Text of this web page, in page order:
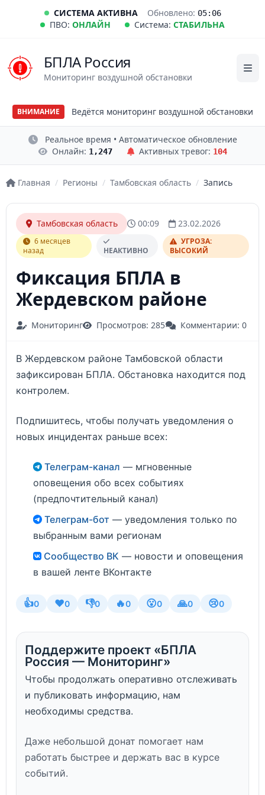
СИСТЕМА АКТИВНА Обновлено: 05:06
ПВО: ОНЛАЙН Система: СТАБИЛЬНА
БПЛА Россия
Мониторинг воздушной обстановки
ВНИМАНИЕ Ведётся мониторинг воздушной обстановки
Реальное время • Автоматическое обновление
Онлайн: 1,247 Активных тревог: 104
Главная / Регионы / Тамбовская область / Запись
Тамбовская область 00:09 23.02.2026
6 месяцев
назад
НЕАКТИВНО
УГРОЗА:
ВЫСОКИЙ
Фиксация БПЛА в
Жердевском районе
Мониторинг Просмотров: 285 Комментарии: 0
В Жердевском районе Тамбовской области
зафиксирован БПЛА. Обстановка находится под
контролем.
Подпишитесь, чтобы получать уведомления о
новых инцидентах раньше всех:
Телеграм-канал — мгновенные
оповещения обо всех событиях
(предпочтительный канал)
Телеграм-бот — уведомления только по
выбранным вами регионам
Сообщество ВК — новости и оповещения
в вашей ленте ВКонтакте
👍0 ❤️0 👎0 🔥0 😮0 🙏0 😢0
Поддержите проект «БПЛА
Россия — Мониторинг»
Чтобы продолжать оперативно отслеживать
и публиковать информацию, нам
необходимы средства.
Даже небольшой донат помогает нам
работать быстрее и держать вас в курсе
событий.